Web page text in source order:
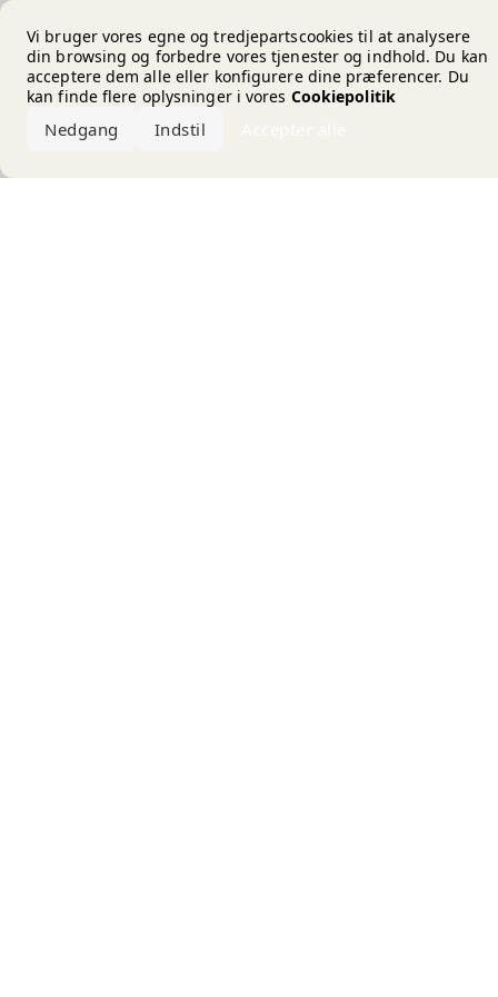
Vi bruger vores egne og tredjepartscookies til at analysere
din browsing og forbedre vores tjenester og indhold. Du kan
acceptere dem alle eller konfigurere dine præferencer. Du
kan finde flere oplysninger i vores Cookiepolitik
Nedgang Indstil
Error loading the brand